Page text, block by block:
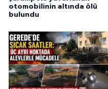
otomobilinin altında ölü
bulundu